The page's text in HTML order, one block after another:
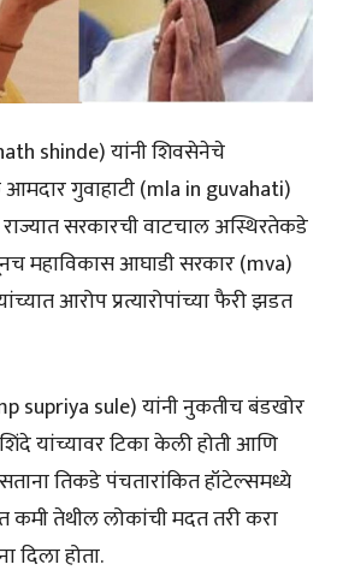
shinde) यांनी शिवसेनेचे
गुवाहाटी (mla in guvahati)
सरकारची वाटचाल अस्थिरतेकडे
महाविकास आघाडी सरकार (mva)
आरोप प्रत्यारोपांच्या फैरी झडत
supriya sule) यांनी नुकतीच बंडखोर
यांच्यावर टिका केली होती आणि
तिकडे पंचतारांकित हॉटेल्समध्ये
कमी तेथील लोकांची मदत तरी करा
दिला होता.